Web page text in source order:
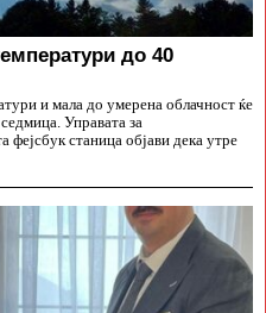
до 40
и мала до умерена облачност ќе
Управата за
станица објави дека утре